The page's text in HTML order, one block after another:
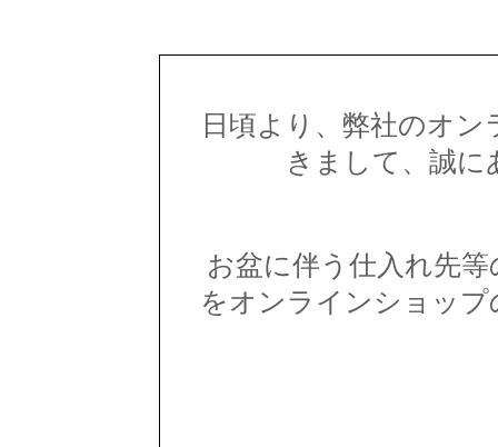
日頃より、弊社のオ
きまして、誠
お盆に伴う仕入れ先
をオンラインショッ